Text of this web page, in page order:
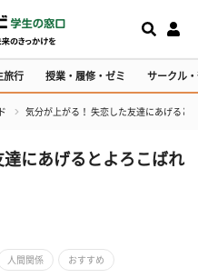
旅行 授業・履修・ゼミ サークル
気分が上がる！ 失恋した友達にあげると
にあげるとよろこばれ
人間関係 おすすめ